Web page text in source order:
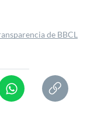
de BBCL